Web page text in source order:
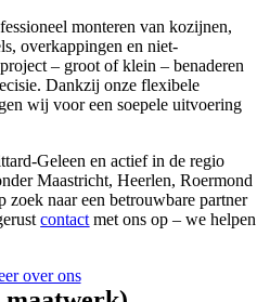
monteren van kozijnen,
overkappingen en niet-
– groot of klein – benaderen
Dankzij onze flexibele
wij voor een soepele uitvoering
Geleen en actief in de regio
Maastricht, Heerlen, Roermond
zoek naar een betrouwbare partner
contact met ons op – we helpen
over ons